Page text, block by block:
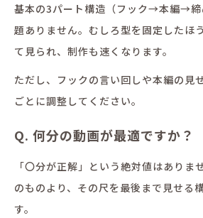
基本の3パート構造（フック→本編→締
題ありません。むしろ型を固定したほ
て見られ、制作も速くなります。
ただし、フックの言い回しや本編の見
ごとに調整してください。
Q. 何分の動画が最適ですか？
「〇分が正解」という絶対値はありま
のものより、その尺を最後まで見せる
す。